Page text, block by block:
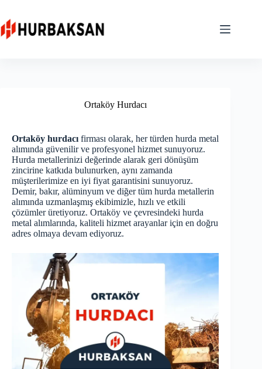
content
Ortaköy Hurdacı
Ortaköy hurdacı firması olarak, her türden hurda metal
alımında güvenilir ve profesyonel hizmet sunuyoruz.
Hurda metallerinizi değerinde alarak geri dönüşüm
zincirine katkıda bulunurken, aynı zamanda
müşterilerimize en iyi fiyat garantisini sunuyoruz.
Demir, bakır, alüminyum ve diğer tüm hurda metallerin
alımında uzmanlaşmış ekibimizle, hızlı ve etkili
çözümler üretiyoruz. Ortaköy ve çevresindeki hurda
metal alımlarında, kaliteli hizmet arayanlar için en doğru
adres olmaya devam ediyoruz.